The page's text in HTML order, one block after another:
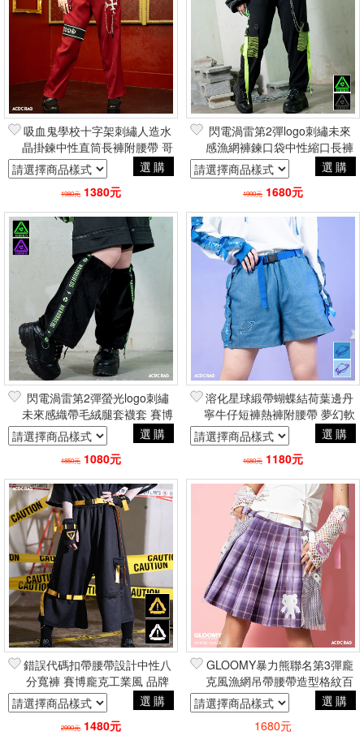
吸血鬼學校十字架刺繡人造水
晶掛鍊中性直筒長褲附腰帶 哥
德風原宿ACDCRAG台灣代理
選購
1980元 1380元
閃電渦雷第2彈logo刺繡未來
感漁網褲鍊口袋中性縮口長褲
賽博龐克工業風ACDC RAG台
灣代理
選購
1990元 1680元
閃電渦雷第2彈螢光logo刺繡
未來感織帶毛絨腿套襪套 賽博
龐克工業風 品牌ACDC RAG
台灣代理
選購
1850元 1080元
溶化星球緞帶蝴蝶結荷葉邊丹
寧牛仔短褲熱褲附腰帶 夢幻軟
妹原宿風 品牌ACDC RAG台
灣代理
選購
1680元 1180元
錯誤代碼扣帶腰帶設計中性八
分寬褲 賽博龐克工業風 品牌
ACDC台灣總代理》選購
2990元 1480元
GLOOMY暴力熊聯名第3彈龐
克風漁網吊帶腰帶造型格紋百
褶短裙 紫 品牌ACDC RAG台
灣總代理
選購
1680元